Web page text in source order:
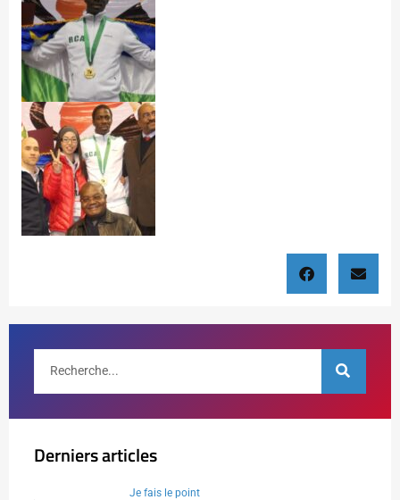
Derniers articles
Je fais le point